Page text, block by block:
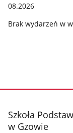
08.2026
Brak wydarzeń w
stopka
Szkoła
w Gzowie